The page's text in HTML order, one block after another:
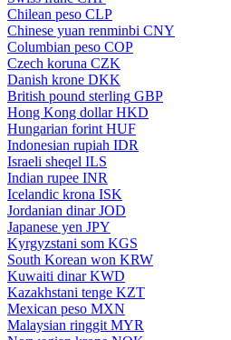
Chilean peso CLP
Chinese yuan renminbi CNY
Columbian peso COP
Czech koruna CZK
Danish krone DKK
British pound sterling GBP
Hong Kong dollar HKD
Hungarian forint HUF
Indonesian rupiah IDR
Israeli sheqel ILS
Indian rupee INR
Icelandic krona ISK
Jordanian dinar JOD
Japanese yen JPY
Kyrgyzstani som KGS
South Korean won KRW
Kuwaiti dinar KWD
Kazakhstani tenge KZT
Mexican peso MXN
Malaysian ringgit MYR